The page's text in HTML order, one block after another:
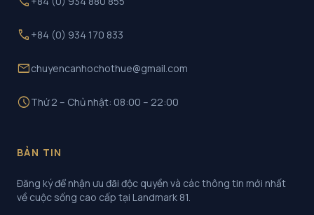
call +84 (0) 934 170 833
mailchuyencanhochothue@gmail.com
scheduleThứ 2 – Chủ nhật: 08:00 – 22:00
BẢN TIN
Đăng ký để nhận ưu đãi độc quyền và các thông tin mới nhất
về cuộc sống cao cấp tại Landmark 81.